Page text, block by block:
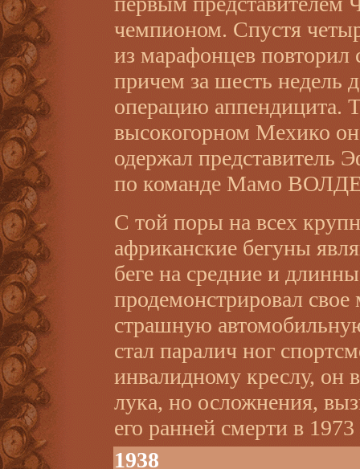
чемпионом. Спустя
из марафонцев
причем за шесть недель
операцию аппендицита.
высокогорном Мехико
одержал
по команде Мамо
С той поры на всех
африканские бегуны
беге на средние и
продемонстрировал
страшную
стал паралич ног
инвалидному креслу, он
лука, но осложнения,
его ранней смерти в 1973
1938